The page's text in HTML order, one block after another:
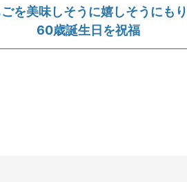
を美味しそうに嬉しそうに
60歳誕生日を祝福